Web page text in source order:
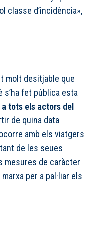
classe d’incidència»,
molt desitjable que
s’ha fet pública esta
tots els actors del
de quina data
amb els viatgers
de les seues
mesures de caràcter
per a pal·liar els